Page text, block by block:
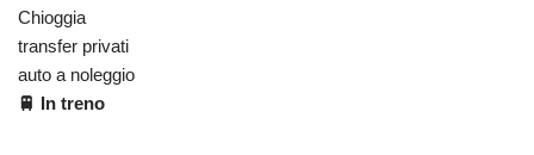
Chioggia
transfer privati
auto a noleggio
🚆 In treno